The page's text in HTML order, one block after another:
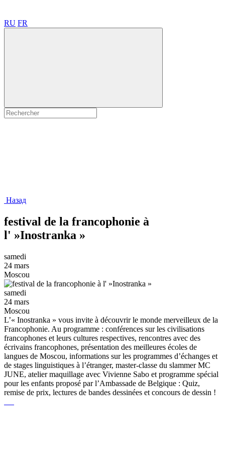
RU FR
Назад
festival de la francophonie à
l' »Inostranka »
samedi
24 mars
Moscou
samedi
24 mars
Moscou
L’« Inostranka » vous invite à découvrir le monde merveilleux de la
Francophonie. Au programme : conférences sur les civilisations
francophones et leurs cultures respectives, rencontres avec des
écrivains francophones, présentation des meilleures écoles de
langues de Moscou, informations sur les programmes d’échanges et
de stages linguistiques à l’étranger, master-classe du slammer MC
JUNE, atelier maquillage avec Vivienne Sabo et programme spécial
pour les enfants proposé par l’Ambassade de Belgique : Quiz,
remise de prix, lectures de bandes dessinées et concours de dessin !